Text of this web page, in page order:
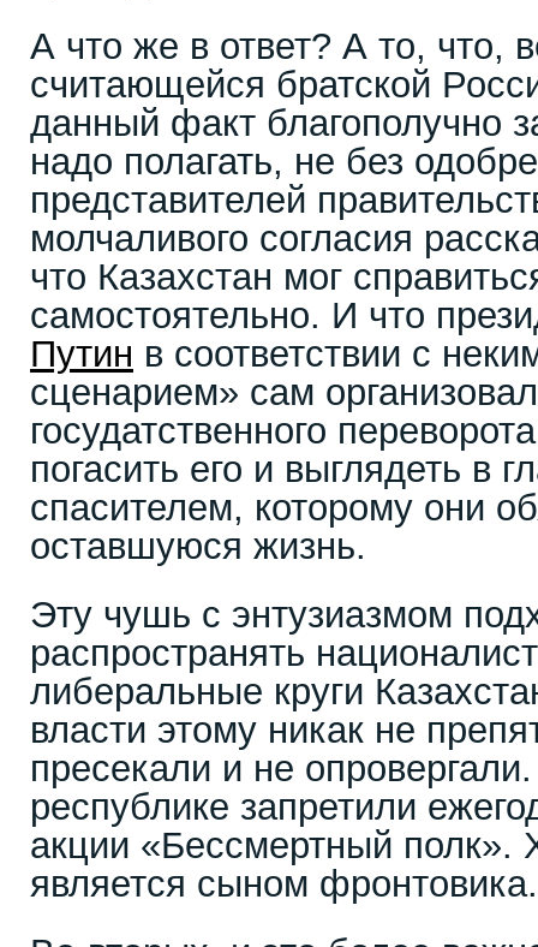
А что же в ответ? А то, что,
считающейся братской
данный факт благополучно
надо полагать, не без
представителей
молчаливого согласия
что Казахстан мог
самостоятельно. И что
Путин в соответствии с
сценарием» сам
госудатственного
погасить его и выглядеть в
спасителем, которому они
оставшуюся жизнь.
Эту чушь с энтузиазмом
распространять
либеральные круги
власти этому никак не
пресекали и не
республике запретили
акции «Бессмертный полк».
является сыном фронтовика.